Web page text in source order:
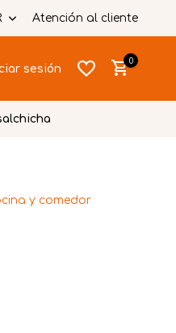
Atención al cliente
sesión
Crear una
0
y comedor